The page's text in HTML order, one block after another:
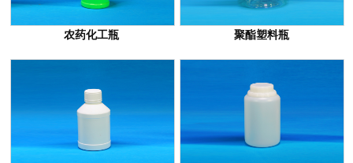
农药化工瓶 聚酯塑料瓶